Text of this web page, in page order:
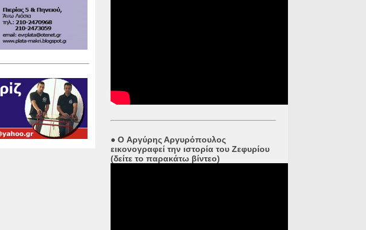
● O Αργύρης Αργυρόπουλος
εικονογραφεί την ιστορία του Ζεφυρίου
(δείτε το παρακάτω βίντεο)